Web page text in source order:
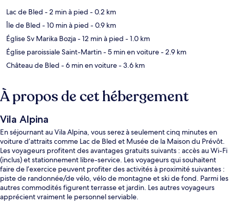
Lac de Bled - 2 min à pied - 0.2 km
Île de Bled - 10 min à pied - 0.9 km
Église Sv Marika Bozja- 12 min à pied - 1.0 km
Église paroissiale Saint-Martin- 5 min en voiture- 2.9 km
Château de Bled - 6 min en voiture- 3.6 km
À propos de cet hébergement
Vila Alpina
En séjournant au Vila Alpina, vous serez à seulement cinq minutes en
voiture d’attraits comme Lac de Bled et Musée de la Maison du Prévôt.
Les voyageurs profitent des avantages gratuits suivants : accès au Wi-Fi
(inclus) et stationnement libre-service. Les voyageurs qui souhaitent
faire de l’exercice peuvent profiter des activités à proximité suivantes :
piste de randonnée/de vélo, vélo de montagne et ski de fond. Parmi les
autres commodités figurent terrasse et jardin. Les autres voyageurs
apprécient vraiment le personnel serviable.